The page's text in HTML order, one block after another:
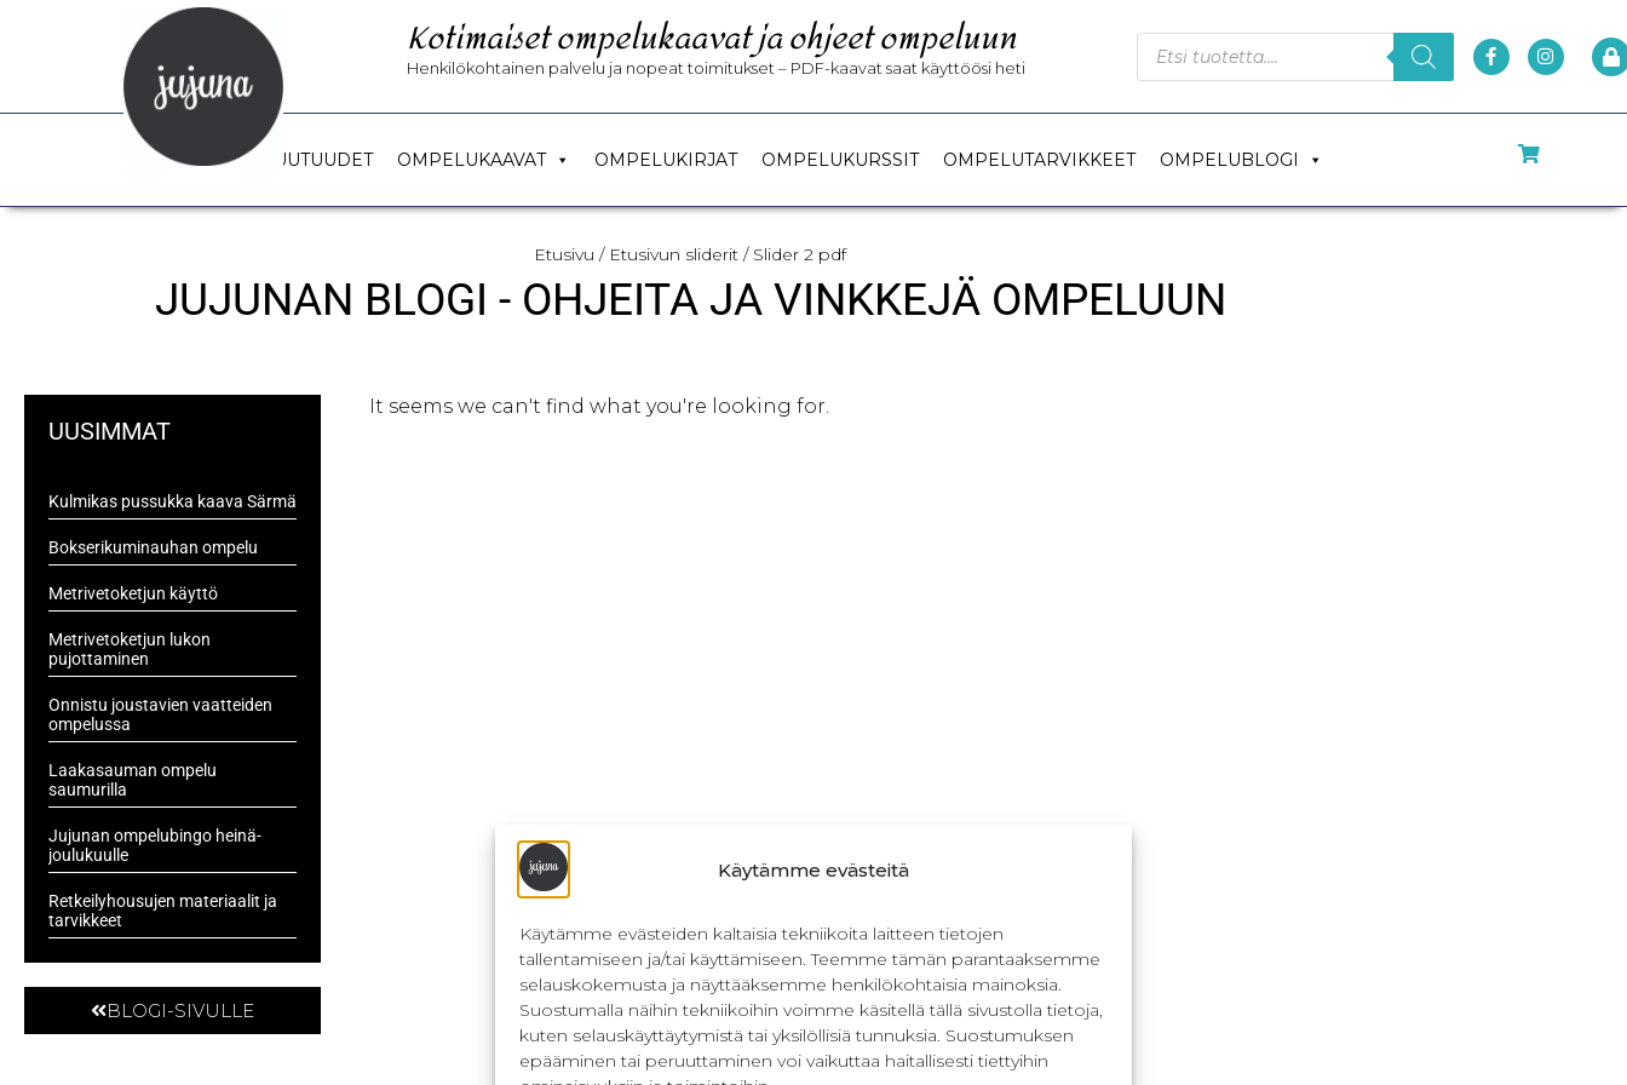
Käytämme evästeitä
Käytämme evästeiden kaltaisia tekniikoita laitteen tietojen
tallentamiseen ja/tai käyttämiseen. Teemme tämän parantaaksemme
selauskokemusta ja näyttääksemme henkilökohtaisia mainoksia.
Suostumalla näihin tekniikoihin voimme käsitellä tällä sivustolla tietoja,
kuten selauskäyttäytymistä tai yksilöllisiä tunnuksia. Suostumuksen
epääminen tai peruuttaminen voi vaikuttaa haitallisesti tiettyihin
Kotimaiset ompelukaavat ja ohjeet ompeluun
Henkilökohtainen palvelu ja nopeat toimitukset – PDF-kaavat saat käyttöösi heti
UUTUUDET OMPELUKAAVAT OMPELUKIRJAT OMPELUKURSSIT OMPELUTARVIKKEET OMPELUBLOGI
Etusivu / Etusivun sliderit / Slider 2 pdf
JUJUNAN BLOGI - OHJEITA JA VINKKEJÄ OMPELUUN
UUSIMMAT
Kulmikas pussukka kaava Särmä
Bokserikuminauhan ompelu
Metrivetoketjun käyttö
Metrivetoketjun lukon
pujottaminen
Onnistu joustavien vaatteiden
ompelussa
Laakasauman ompelu
saumurilla
Jujunan ompelubingo heinä-
joulukuulle
Retkeilyhousujen materiaalit ja
tarvikkeet
BLOGI-SIVULLE
It seems we can't find what you're looking for.